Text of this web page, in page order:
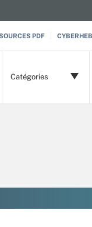
PDF
Catégories